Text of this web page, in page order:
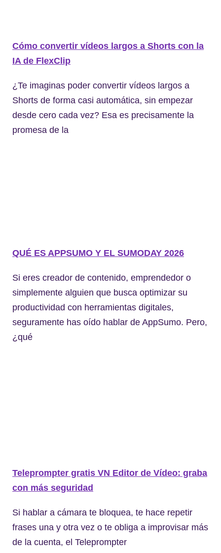
Cómo convertir vídeos largos a Shorts con la
IA de FlexClip
¿Te imaginas poder convertir vídeos largos a
Shorts de forma casi automática, sin empezar
desde cero cada vez? Esa es precisamente la
promesa de la
QUÉ ES APPSUMO Y EL SUMODAY 2026
Si eres creador de contenido, emprendedor o
simplemente alguien que busca optimizar su
productividad con herramientas digitales,
seguramente has oído hablar de AppSumo. Pero,
¿qué
Teleprompter gratis VN Editor de Vídeo: graba
con más seguridad
Si hablar a cámara te bloquea, te hace repetir
frases una y otra vez o te obliga a improvisar más
de la cuenta, el Teleprompter